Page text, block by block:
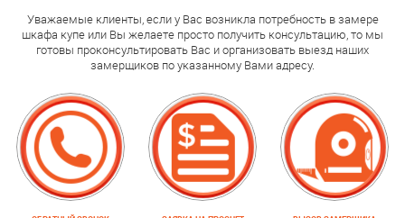
Уважаемые клиенты, если у Вас возникла потребность в замере
шкафа купе или Вы желаете просто получить консультацию, то мы
готовы проконсультировать Вас и организовать выезд наших
замерщиков по указанному Вами адресу.